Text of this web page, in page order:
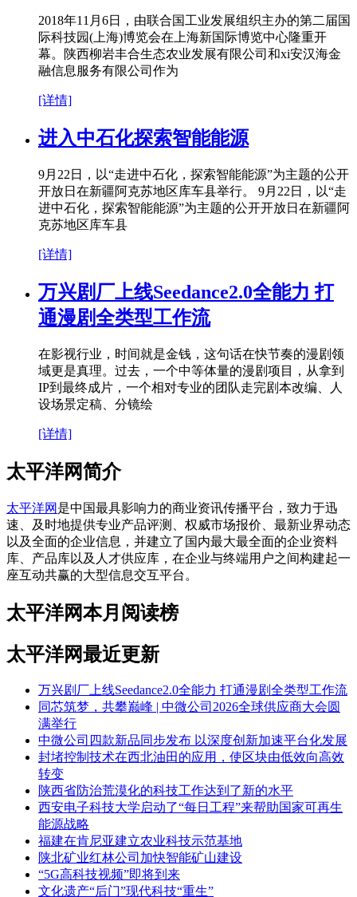
2018年11月6日，由联合国工业发展组织主办的第二届国
际科技园(上海)博览会在上海新国际博览中心隆重开
幕。陕西柳岩丰合生态农业发展有限公司和xi安汉海金
融信息服务有限公司作为
[详情]
进入中石化探索智能能源
9月22日，以“走进中石化，探索智能能源”为主题的公开
开放日在新疆阿克苏地区库车县举行。 9月22日，以“走
进中石化，探索智能能源”为主题的公开开放日在新疆阿
克苏地区库车县
[详情]
万兴剧厂上线Seedance2.0全能力 打
通漫剧全类型工作流
在影视行业，时间就是金钱，这句话在快节奏的漫剧领
域更是真理。过去，一个中等体量的漫剧项目，从拿到
IP到最终成片，一个相对专业的团队走完剧本改编、人
设场景定稿、分镜绘
[详情]
太平洋网简介
太平洋网 是中国最具影响力的商业资讯传播平台，致力于迅
速、及时地提供专业产品评测、权威市场报价、最新业界动态
以及全面的企业信息，并建立了国内最大最全面的企业资料
库、产品库以及人才供应库，在企业与终端用户之间构建起一
座互动共赢的大型信息交互平台。
太平洋网本月阅读榜
太平洋网最近更新
万兴剧厂上线Seedance2.0全能力 打通漫剧全类型工作流
同芯筑梦，共攀巅峰 | 中微公司2026全球供应商大会圆
满举行
中微公司四款新品同步发布 以深度创新加速平台化发展
封堵控制技术在西北油田的应用，使区块由低效向高效
转变
陕西省防治荒漠化的科技工作达到了新的水平
西安电子科技大学启动了“每日工程”来帮助国家可再生
能源战略
福建在肯尼亚建立农业科技示范基地
陕北矿业红林公司加快智能矿山建设
“5G高科技视频”即将到来
文化遗产“后门”现代科技“重生”